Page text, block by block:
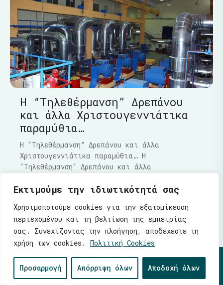
Εκτιμούμε την ιδιωτικότητά σας
Χρησιμοποιούμε cookies για την εξατομίκευση
περιεχομένου και τη βελτίωση της εμπειρίας
σας. Συνεχίζοντας την πλοήγηση, αποδέχεστε τη
χρήση των cookies.
Πολιτική Cookies
Προσαρμογή Απόρριψη όλων Αποδοχή όλων
Η “Τηλεθέρμανση” Δρεπάνου
και άλλα Χριστουγεννιάτικα
παραμύθια…
Η “Τηλεθέρμανση” Δρεπάνου και άλλα
Χριστουγεννιάτικα παραμύθια… Η
“Τηλεθέρμανση“ Δρεπάνου και άλλα
Ενότητα
| Λάζαρος Μαλούτας - Δήμαρχος
Κοζάνης